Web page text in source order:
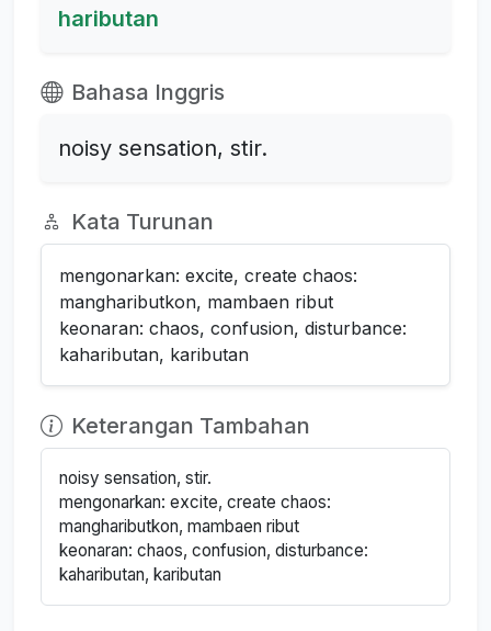
haributan
Bahasa Inggris
noisy sensation, stir.
Kata Turunan
mengonarkan: excite, create chaos:
manghaributkon, mambaen ribut
keonaran: chaos, confusion, disturbance:
kahaributan, kaributan
Keterangan Tambahan
noisy sensation, stir.
mengonarkan: excite, create chaos:
manghaributkon, mambaen ribut
keonaran: chaos, confusion, disturbance:
kahaributan, kaributan